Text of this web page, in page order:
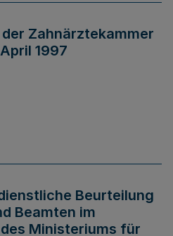
Zahnärztekammer
1997
Beurteilung
Beamten im
Ministeriums für